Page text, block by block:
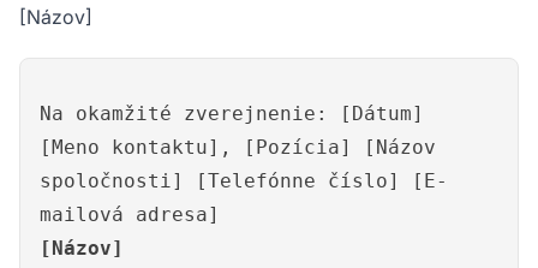
[Názov]
Na okamžité zverejnenie: [Dátum]
[Meno kontaktu], [Pozícia] [Názov
spoločnosti] [Telefónne číslo] [E-
mailová adresa]
[Názov]